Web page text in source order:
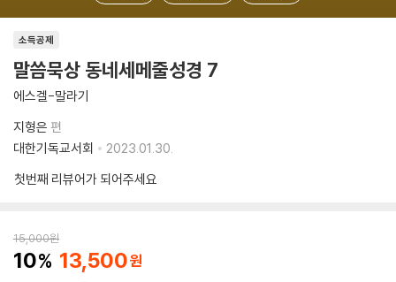
소득공제
말씀묵상 동네세메줄성경 7
에스겔-말라기
지형은 편
대한기독교서회
2023.01.30.
첫번째 리뷰어가 되어주세요
15,000원
10 13,500